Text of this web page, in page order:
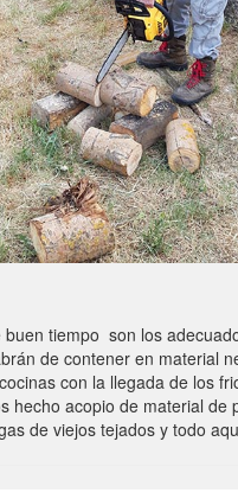
tiempo son los
de contener en material
con la llegada de los
hecho acopio de material de
de viejos tejados y todo